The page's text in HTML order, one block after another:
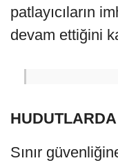
patlayıcıların
devam ettiğini
Sınır